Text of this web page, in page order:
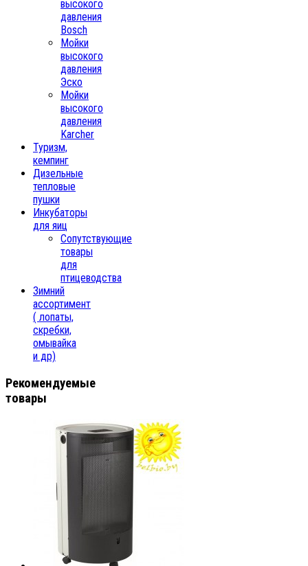
высокого
давления
Bosch
Мойки
высокого
давления
Эско
Мойки
высокого
давления
Karcher
Туризм,
кемпинг
Дизельные
тепловые
пушки
Инкубаторы
для яиц
Сопутствующие
товары
для
птицеводства
Зимний
ассортимент
( лопаты,
скребки,
омывайка
и др)
Рекомендуемые
товары